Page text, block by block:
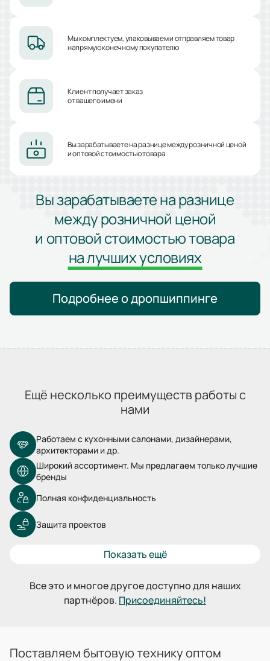
Мы комплектуем, упаковываем и отправляем товар
напрямую конечному покупателю
Клиент получает заказ
от вашего имени
Вы зарабатываете на разнице между розничной ценой
и оптовой стоимостью товара
Вы зарабатываете на разнице
между розничной ценой
и оптовой стоимостью товара
на лучших условиях
Подробнее о дропшиппинге
Ещё несколько преимуществ работы с
нами
Работаем с кухонными салонами, дизайнерами,
архитекторами и др.
Широкий ассортимент. Мы предлагаем только лучшие
бренды
Полная конфиденциальность
Защита проектов
Показать ещё
Все это и многое другое доступно для наших
партнёров. Присоединяйтесь!
Поставляем бытовую технику оптом